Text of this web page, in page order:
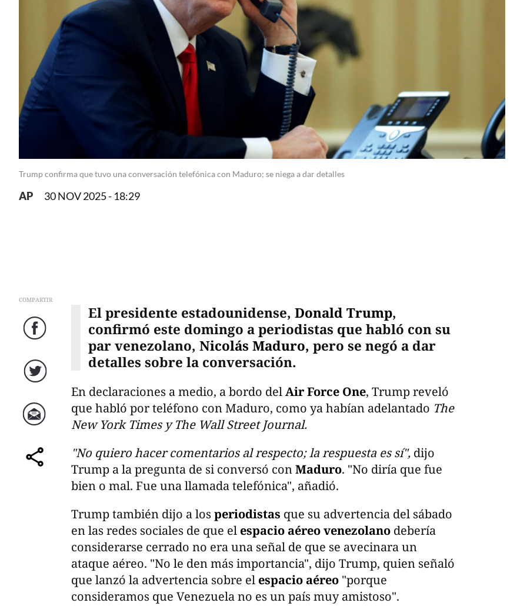
Trump confirma que tuvo una conversación telefónica con Maduro; se niega a dar detalles
AP 30 NOV 2025 - 18:29
COMPARTIR
Facebook
Twitter
Correo
comparte
El presidente estadounidense, Donald Trump,
confirmó este domingo a periodistas que habló con su
par venezolano, Nicolás Maduro, pero se negó a dar
detalles sobre la conversación.
En declaraciones a medio, a bordo delAir Force One, Trump reveló
que habló por teléfono con Maduro, como ya habían adelantado The
New York Times y The Wall Street Journal.
"No quiero hacer comentarios al respecto; la respuesta es sí", dijo
Trump a la pregunta de si conversó conMaduro. "No diría que fue
bien o mal. Fue una llamada telefónica", añadió.
Trump también dijo a los periodistas que su advertencia del sábado
en las redes sociales de que el espacio aéreo venezolano debería
considerarse cerrado no era una señal de que se avecinara un
ataque aéreo. "No le den más importancia", dijo Trump, quien señaló
que lanzó la advertencia sobre el espacio aéreo "porque
consideramos que Venezuela no es un país muy amistoso".